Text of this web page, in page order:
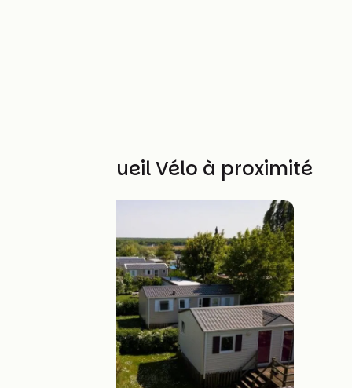
Autres Accueil Vélo à proximité